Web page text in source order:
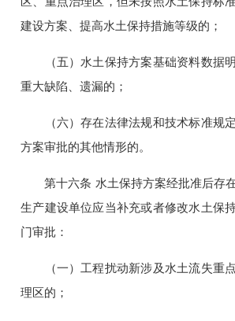
建设方案、提高水土保持措施等级的；
（五）水土保持方案基础资料数据明
重大缺陷、遗漏的；
（六）存在法律法规和技术标准规
方案审批的其他情形的。
第十六条 水土保持方案经批准后存在
生产建设单位应当补充或者修改水土保
门审批：
（一）工程扰动新涉及水土流失重
理区的；